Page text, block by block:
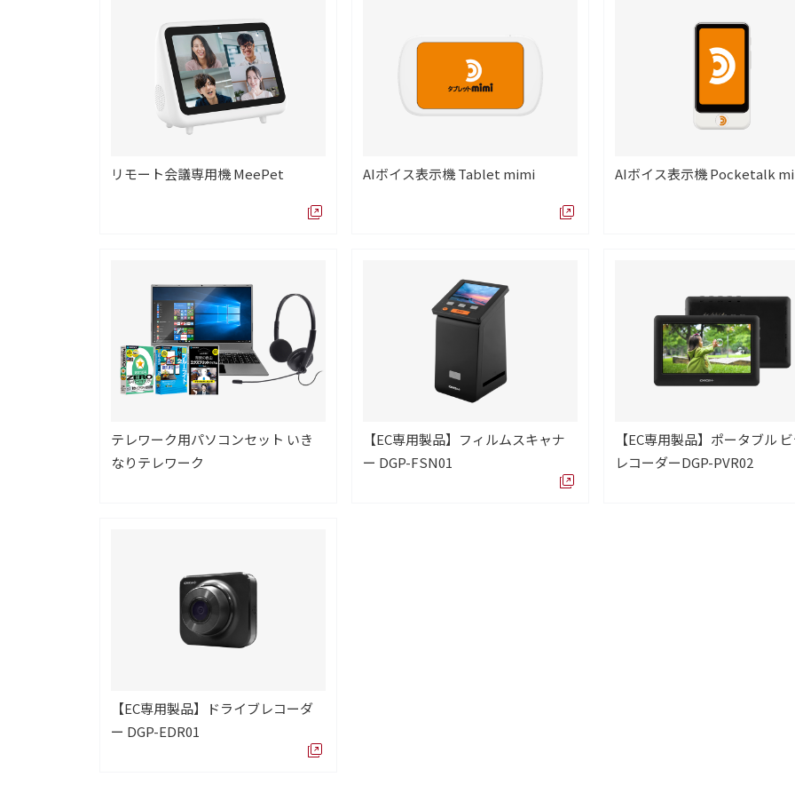
リモート会議専用機 MeePet AIボイス表示機 Tablet mimi AIボイス表示機 Pocketalk
テレワーク用パソコンセット いき
なりテレワーク
【EC専用製品】フィルムスキャナ
ー DGP-FSN01
【EC専用製品】ポータブル
レコーダーDGP-PVR02
【EC専用製品】ドライブレコーダ
ー DGP-EDR01